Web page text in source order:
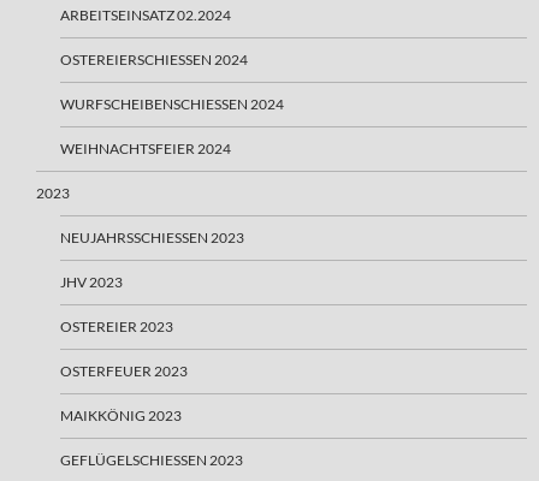
ARBEITSEINSATZ 02.2024
OSTEREIERSCHIESSEN 2024
WURFSCHEIBENSCHIESSEN 2024
WEIHNACHTSFEIER 2024
2023
NEUJAHRSSCHIESSEN 2023
JHV 2023
OSTEREIER 2023
OSTERFEUER 2023
MAIKKÖNIG 2023
GEFLÜGELSCHIESSEN 2023